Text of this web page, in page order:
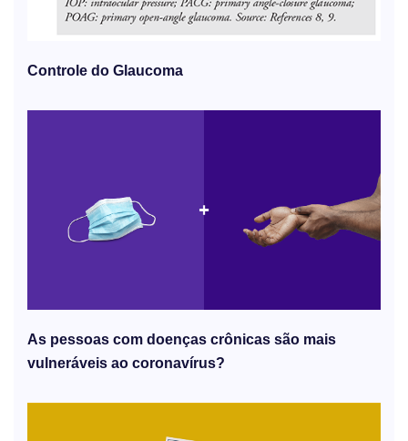
Controle do Glaucoma
As pessoas com doenças crônicas são mais
vulneráveis ​​ao coronavírus?